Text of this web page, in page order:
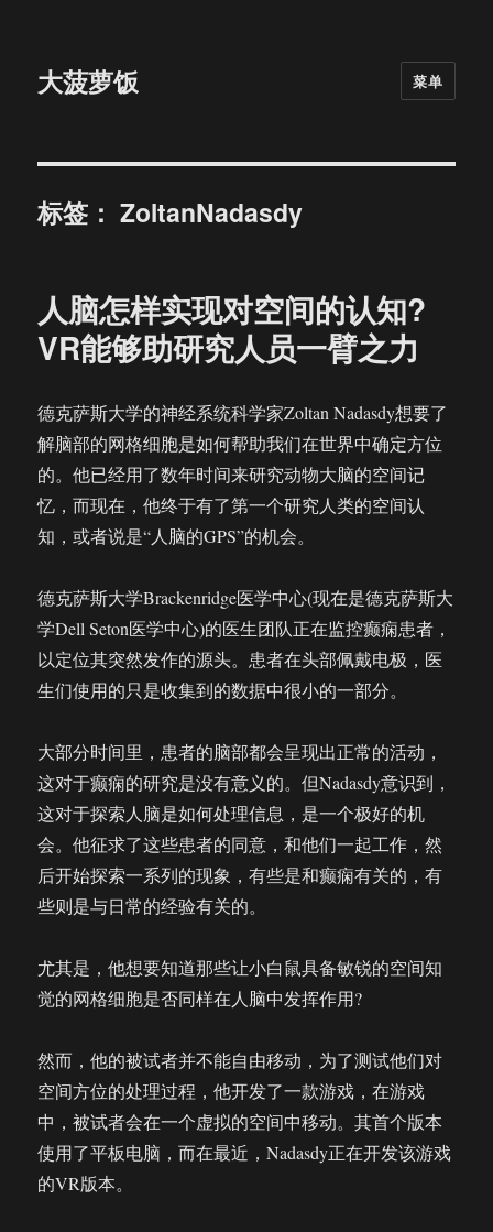
大菠萝饭 菜单
标签：ZoltanNadasdy
人脑怎样实现对空间的认知?
VR能够助研究人员一臂之力
德克萨斯大学的神经系统科学家Zoltan Nadasdy想要了
解脑部的网格细胞是如何帮助我们在世界中确定方位
的。他已经用了数年时间来研究动物大脑的空间记
忆，而现在，他终于有了第一个研究人类的空间认
知，或者说是“人脑的GPS”的机会。
德克萨斯大学Brackenridge医学中心(现在是德克萨斯大
学Dell Seton医学中心)的医生团队正在监控癫痫患者，
以定位其突然发作的源头。患者在头部佩戴电极，医
生们使用的只是收集到的数据中很小的一部分。
大部分时间里，患者的脑部都会呈现出正常的活动，
这对于癫痫的研究是没有意义的。但Nadasdy意识到，
这对于探索人脑是如何处理信息，是一个极好的机
会。他征求了这些患者的同意，和他们一起工作，然
后开始探索一系列的现象，有些是和癫痫有关的，有
些则是与日常的经验有关的。
尤其是，他想要知道那些让小白鼠具备敏锐的空间知
觉的网格细胞是否同样在人脑中发挥作用?
然而，他的被试者并不能自由移动，为了测试他们对
空间方位的处理过程，他开发了一款游戏，在游戏
中，被试者会在一个虚拟的空间中移动。其首个版本
使用了平板电脑，而在最近，Nadasdy正在开发该游戏
的VR版本。